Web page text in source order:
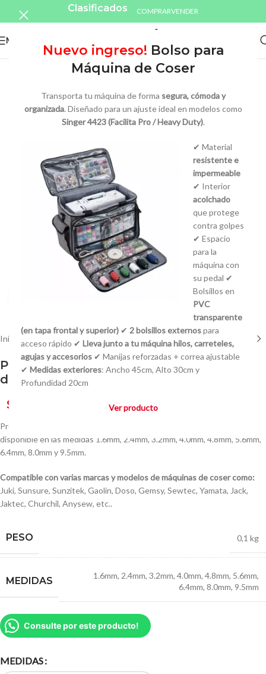
Nuevo ingreso! Bolso para
Máquina de Coser
Transporta tu máquina de forma segura, cómoda y
organizada. Diseñado para un ajuste ideal en modelos como
Singer 4423 (Facilita Pro / Heavy Duty).
✔ Material
resistente e
impermeable
✔ Interior
acolchado
que protege
contra golpes
✔ Espacio
para la
máquina con
su pedal ✔
Bolsillos en
PVC
transparente
(en tapa frontal y superior) ✔ 2 bolsillos externospara
acceso rápido ✔ Lleva junto a tu máquina hilos, carreteles,
agujas y accesorios ✔ Manijas reforzadas + correa ajustable
✔ Medidas exteriores: Ancho 45cm, Alto 30cm y
Profundidad 20cm
Ver producto
Clasificados COMPRARVENDER
MENU
Inicio Prensatelas Prensatelas Industriales
Prensatela para Dobladillos de Máquina
de Coser Industrial Rulo
$
Prensatela para Dobladillos de Máquina de Coser Industrial Rulo
disponible en las medidas 1.6mm, 2.4mm, 3.2mm, 4.0mm, 4.8mm, 5.6mm,
6.4mm, 8.0mm y 9.5mm.
Compatible con varias marcas y modelos de máquinas de coser como:
Juki, Sunsure, Sunzitek, Gaolin, Doso, Gemsy, Sewtec, Yamata, Jack,
Jaktec, Churchil, Anysew, etc..
PESO 0,1 kg
MEDIDAS 1.6mm, 2.4mm, 3.2mm, 4.0mm, 4.8mm, 5.6mm,
6.4mm, 8.0mm, 9.5mm
Consulte por este producto!
MEDIDAS